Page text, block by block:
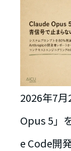
2026年7
Opus 5」
e Code開